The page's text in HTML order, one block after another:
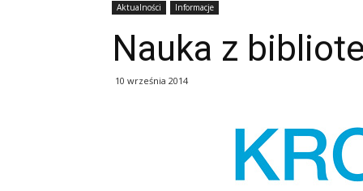
Aktualności Informacje
Nauka z
10 września 2014